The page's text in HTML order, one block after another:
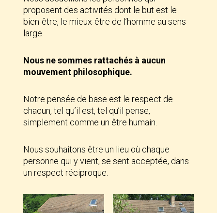
proposent des activités dont le but est le
bien-être, le mieux-être de l’homme au sens
large.
Nous ne sommes rattachés à aucun
mouvement philosophique.
Notre pensée de base est le respect de
chacun, tel qu’il est, tel qu’il pense,
simplement comme un être humain.
Nous souhaitons être un lieu où chaque
personne qui y vient, se sent acceptée, dans
un respect réciproque.